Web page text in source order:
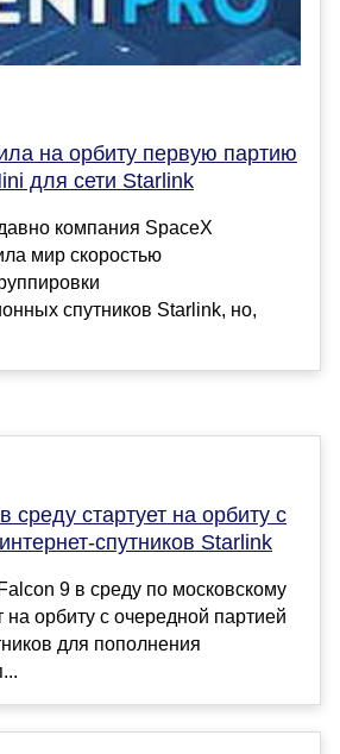
на орбиту первую партию
для сети Starlink
компания SpaceX
мир скоростью
спутников Starlink, но,
среду стартует на орбиту с
спутников Starlink
9 в среду по московскому
на орбиту с очередной партией
для пополнения